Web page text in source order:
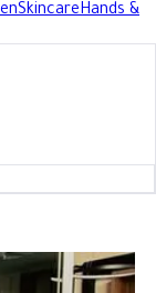
SkincareHands &